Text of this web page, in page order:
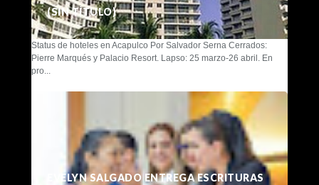
(SIN TÍTULO)
Status de hoteles en Acapulco Por Salvador Serna Cerrados:
Pierre Marqués y Palacio Resort. Lapso: 25 marzo-26 abril. En
pro...
EVELYN SALGADO ENTREGA ESCRITURAS